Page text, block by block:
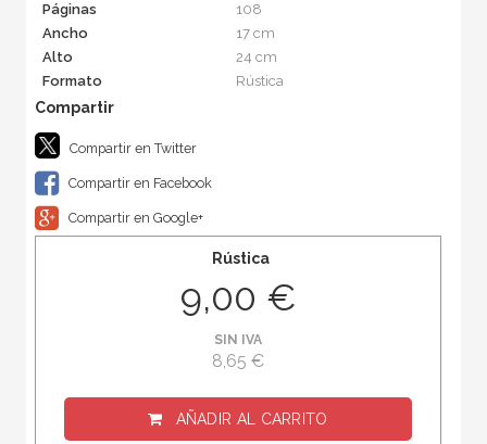
Páginas
108
Ancho
17 cm
Alto
24 cm
Formato
Rústica
Compartir en Twitter
Compartir en Facebook
Compartir en Google+
Rústica
9,00 €
SIN IVA
8,65 €
AÑADIR AL CARRITO